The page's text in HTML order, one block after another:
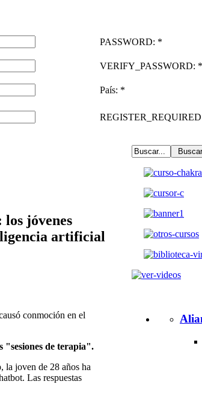
PASSWORD: *
VERIFY_PASSWORD: *
País: *
REGISTER_REQUIRED
jóvenes
artificial
conmoción en el
"sesiones de terapia".
la joven de 28 años ha
Las respuestas